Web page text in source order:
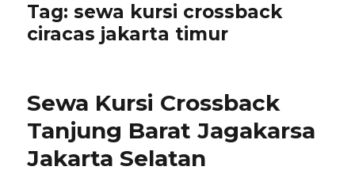
Tag:sewa kursi crossback
ciracas jakarta timur
Sewa Kursi Crossback
Tanjung Barat Jagakarsa
Jakarta Selatan